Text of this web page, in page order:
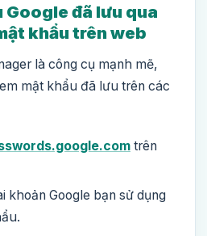
Google đã lưu qua
khẩu trên web
là công cụ mạnh mẽ,
mật khẩu đã lưu trên các
trên
khoản Google bạn sử dụng